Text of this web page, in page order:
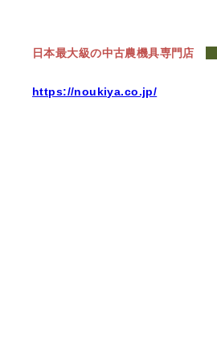
日本最大級の中古農機具専門店
https://noukiya.co.jp/